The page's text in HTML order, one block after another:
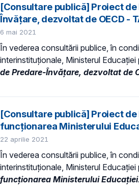
[Consultare publică] Proiect
Învăţare, dezvoltat de OECD -
6 mai 2021
În vederea consultării publice, în
interinstituționale, Ministerul Educaţiei
de Predare-Învăţare, dezvoltat de
[Consultare publică] Proiect
funcționarea Ministerului
22 aprilie 2021
În vederea consultării publice, în
interinstituționale, Ministerul Educaţiei
funcționarea Ministerului Educației.